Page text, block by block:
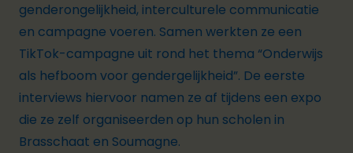
genderongelijkheid, interculturele communicatie
en campagne voeren. Samen werkten ze een
TikTok-campagne uit rond het thema “Onderwijs
als hefboom voor gendergelijkheid”. De eerste
interviews hiervoor namen ze af tijdens een expo
die ze zelf organiseerden op hun scholen in
Brasschaat en Soumagne.